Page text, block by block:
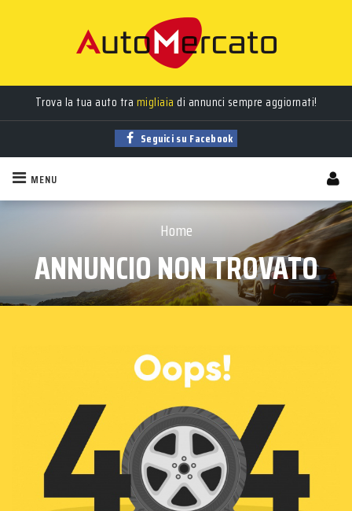
Trova la tua auto tra migliaia di annunci sempre aggiornati!
Seguici su Facebook
MENU
Home
ANNUNCIO NON TROVATO